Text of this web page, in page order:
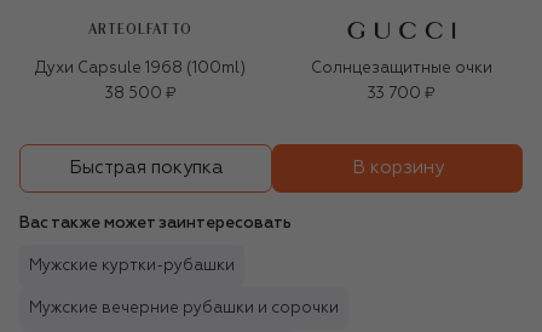
ARTEOLFATTO
Духи Capsule 1968 (100ml)
38 500 ₽
Солнцезащитные очки
33 700 ₽
Быстрая покупка В корзину
Вас также может заинтересовать
Мужские куртки-рубашки
Мужские вечерние рубашки и сорочки